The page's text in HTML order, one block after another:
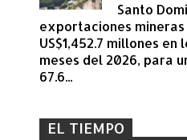
Santo
exportaciones
US$1,452.7 millones
meses del 2026, para
67.6...
EL TIEMPO